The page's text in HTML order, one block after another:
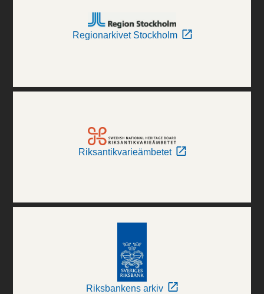
Regionarkivet Stockholm
Riksantikvarieämbetet
Riksbankens arkiv